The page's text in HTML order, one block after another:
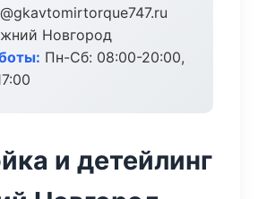
Новгород
Пн-Сб: 08:00-20:00,
и детейлинг